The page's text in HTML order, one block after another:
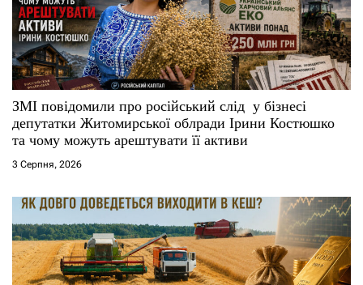
п
и
с
і
в
ЗМІ повідомили про російський слід у бізнесі
депутатки Житомирської облради Ірини Костюшко
та чому можуть арештувати її активи
3 Серпня, 2026